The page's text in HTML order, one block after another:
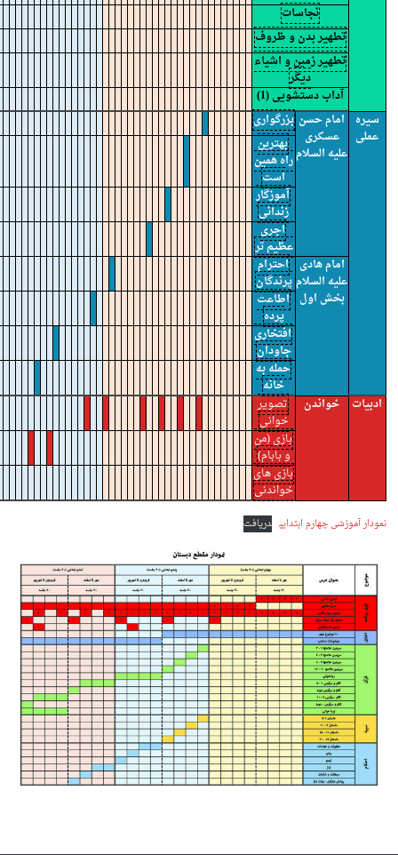
نجاسات
تطهیر بدن و ظروف
تطهیر زمین و اشیاء
دیگر
آداب دستشویی (1)
سیره
عملی
امام حسن
عسکری
علیه السلام
بزرگواری
بهترین
راه همین
است
آموزگار
زندانی
اجری
عظیم تر
امام هادی
علیه السلام
بخش اول
احترام
پرندگان
اطاعت
پرده
افتخاری
جاودان
حمله به
خانه
ادبیات
خواندن
تصویر
خوانی
بازی (من
و بابام)
بازی های
خواندنی
نمودار آموزشی چهارم ابتدایی دریافت